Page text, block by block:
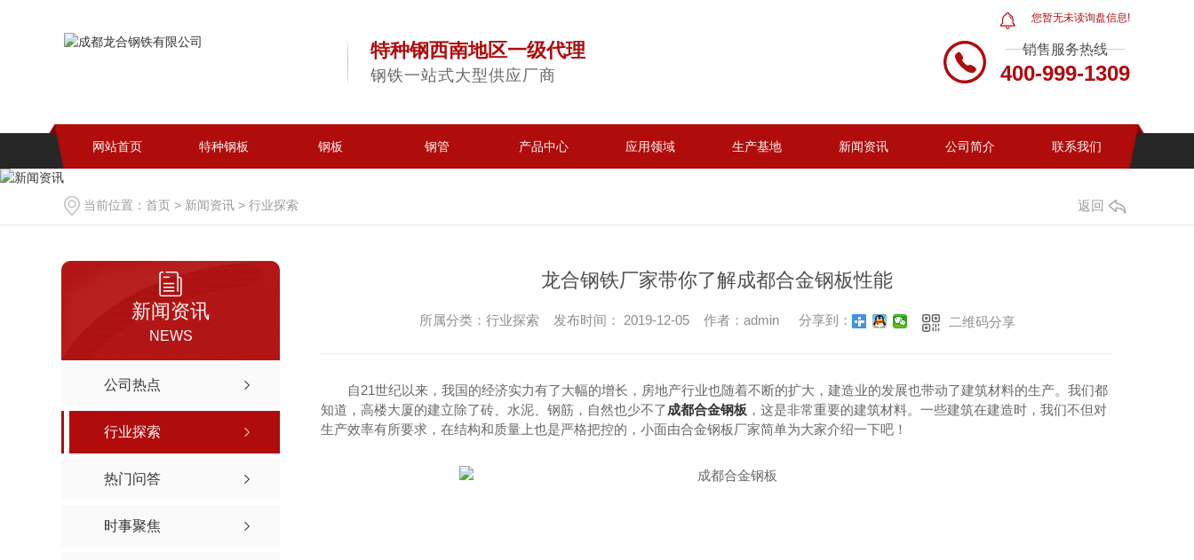
您暂无未读询盘信息!
特种钢西南地区一级代理
钢铁一站式大型供应厂商
销售服务热线
400-999-1309
网站首页 特种钢板 钢板 钢管 产品中心 应用领域 生产基地 新闻资讯 公司简介 联系我们
当前位置： 首页 > 新闻资讯 > 行业探索 返回
新闻资讯
NEWS
公司热点
行业探索
热门问答
时事聚焦
龙合钢铁厂家带你了解成都合金钢板性能
所属分类：行业探索 发布时间： 2019-12-05 作者：admin 分享到： 二维码分享
自21世纪以来，我国的经济实力有了大幅的增长，房地产行业也随着不断的扩大，建造业的发展也带动了建筑材料的生产。我们都
知道，高楼大厦的建立除了砖、水泥、钢筋，自然也少不了成都合金钢板 ，这是非常重要的建筑材料。一些建筑在建造时，我们不但对
生产效率有所要求，在结构和质量上也是严格把控的，小面由合金钢板厂家简单为大家介绍一下吧！